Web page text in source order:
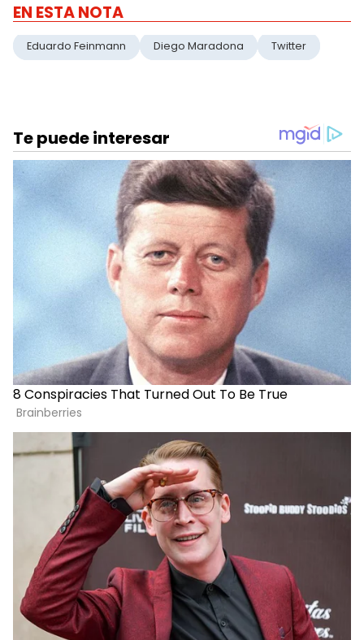
EN ESTA NOTA
Eduardo Feinmann Diego Maradona Twitter